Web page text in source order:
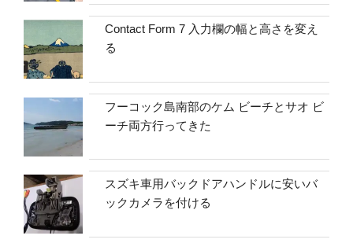
Contact Form 7 入力欄の幅と高さを変え
る
フーコック島南部のケム ビーチとサオ ビ
ーチ両方行ってきた
スズキ車用バックドアハンドルに安いバ
ックカメラを付ける